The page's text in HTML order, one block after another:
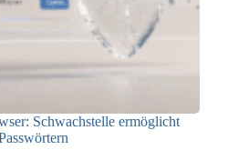
Schwachstelle ermöglicht